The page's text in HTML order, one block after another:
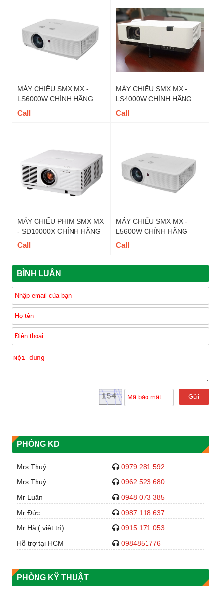
MÁY CHIẾU SMX MX -
LS6000W CHÍNH HÃNG
Call
MÁY CHIẾU SMX MX -
LS4000W CHÍNH HÃNG
Call
MÁY CHIẾU PHIM SMX MX
- SD10000X CHÍNH HÃNG
Call
MÁY CHIẾU SMX MX -
L5600W CHÍNH HÃNG
Call
BÌNH LUẬN
Gửi
PHÒNG KD
Mrs Thuý
0979 281 592
Mrs Thuỷ
0962 523 680
Mr Luân
0948 073 385
Mr Đức
0987 118 637
Mr Hà ( việt trì)
0915 171 053
Hỗ trợ tại HCM
0984851776
PHÒNG KỸ THUẬT